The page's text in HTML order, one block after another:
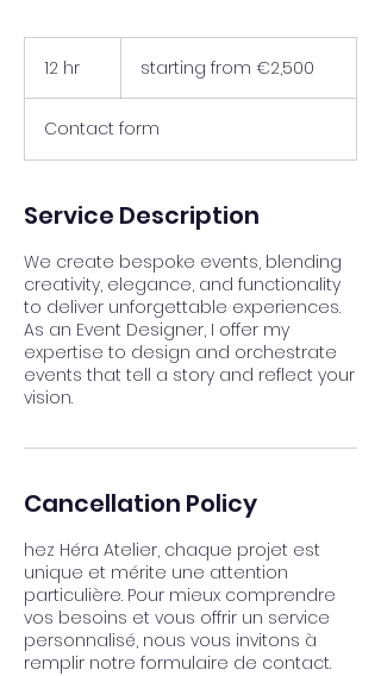
12 hr
r
€2,500
starting from €2,500
Contact form
Service Description
We create bespoke events, blending
creativity, elegance, and functionality
to deliver unforgettable experiences.
As an Event Designer, I offer my
expertise to design and orchestrate
events that tell a story and reflect your
vision.
Cancellation Policy
hez Héra Atelier, chaque projet est
unique et mérite une attention
particulière. Pour mieux comprendre
vos besoins et vous offrir un service
personnalisé, nous vous invitons à
remplir notre formulaire de contact.